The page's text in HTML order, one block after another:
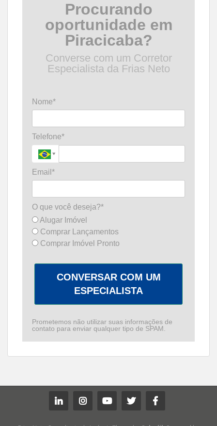
Procurando
oportunidade em
Piracicaba?
Converse com um Corretor
Especialista da Frias Neto
Nome*
Telefone*
Email*
O que você deseja?*
Alugar Imóvel
Comprar Lançamentos
Comprar Imóvel Pronto
CONVERSAR COM UM
ESPECIALISTA
Prometemos não utilizar suas informações de
contato para enviar qualquer tipo de SPAM.